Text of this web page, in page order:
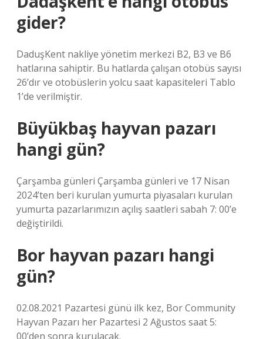
gider?
DaduşKent nakliye yönetim merkezi B2, B3 ve B6
hatlarına sahiptir. Bu hatlarda çalışan otobüs sayısı
26’dır ve otobüslerin yolcu saat kapasiteleri Tablo
1’de verilmiştir.
Büyükbaş hayvan pazarı
hangi gün?
Çarşamba günleri Çarşamba günleri ve 17 Nisan
2024’ten beri kurulan yumurta piyasaları kurulan
yumurta pazarlarımızın açılış saatleri sabah 7: 00’e
değiştirildi.
Bor hayvan pazarı hangi
gün?
02.08.2021 Pazartesi günü ilk kez, Bor Community
Hayvan Pazarı her Pazartesi 2 Ağustos saat 5:
00’den sonra kurulacak.